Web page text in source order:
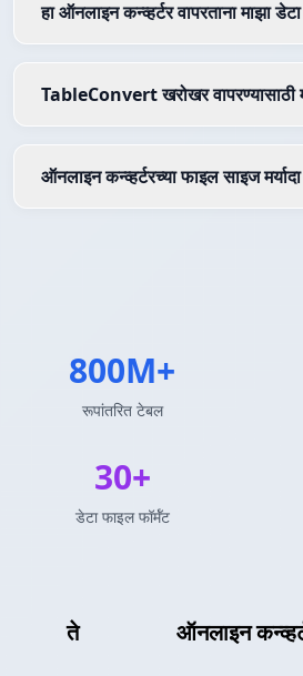
ते ऑनलाइन
हा ऑनलाइन कन्व्हर्टर वापरताना माझा
TableConvert खरोखर
ऑनलाइन कन्व्हर्टरच्या फाइल साइज
800M+
रूपांतरित टेबल
30+
डेटा फाइल फॉर्मॅट